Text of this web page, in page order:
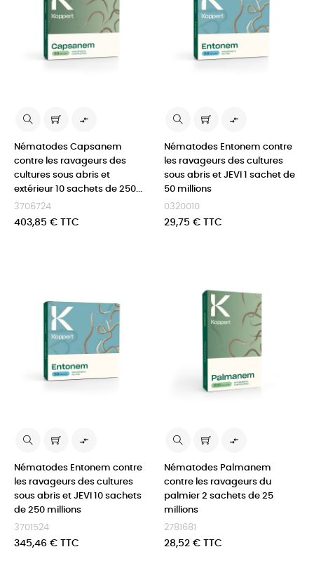

Nématodes Capsanem
contre les ravageurs des
cultures sous abris et
extérieur 10 sachets de 250...
3706724
Prix
403,85 € TTC

Nématodes Entonem contre
les ravageurs des cultures
sous abris et JEVI 1 sachet de
50 millions
0320010
Prix
29,75 € TTC

Nématodes Entonem contre
les ravageurs des cultures
sous abris et JEVI 10 sachets
de 250 millions
3701524
Prix
345,46 € TTC

Nématodes Palmanem
contre les ravageurs du
palmier 2 sachets de 25
millions
2781681
Prix
28,52 € TTC